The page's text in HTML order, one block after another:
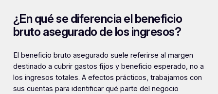
¿En qué se diferencia el beneficio
bruto asegurado de los ingresos?
El beneficio bruto asegurado suele referirse al margen
destinado a cubrir gastos fijos y beneficio esperado, no a
los ingresos totales. A efectos prácticos, trabajamos con
sus cuentas para identificar qué parte del negocio